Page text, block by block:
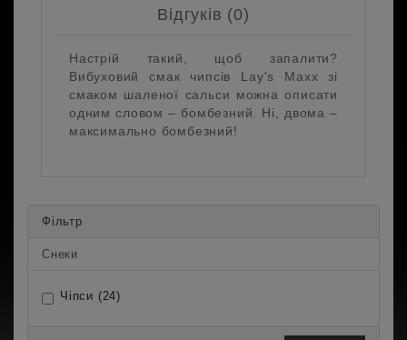
Відгуків (0)
Настрій такий, щоб запалити?
Вибуховий смак чипсів Lay's Maxx зі
смаком шаленої сальси можна описати
одним словом – бомбезний. Ні, двома –
максимально бомбезний!
Фільтр
Снеки
Чіпси (24)